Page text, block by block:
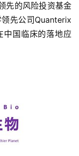
先的风险投资基金
先公司Quanterix
中国临床的落地应